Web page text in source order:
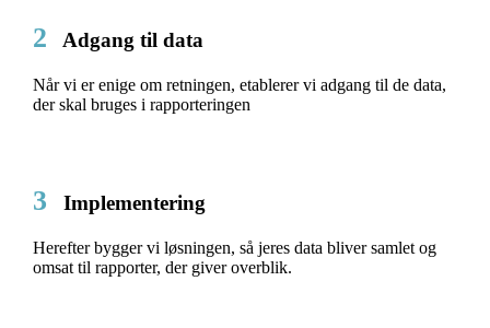
2 Adgang til data
Når vi er enige om retningen, etablerer vi adgang til de data,
der skal bruges i rapporteringen
3 Implementering
Herefter bygger vi løsningen, så jeres data bliver samlet og
omsat til rapporter, der giver overblik.